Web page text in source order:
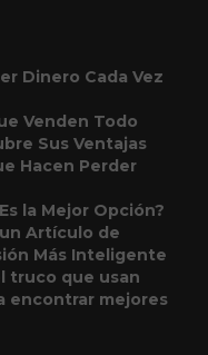
Dinero Cada Vez
Venden Todo
Sus Ventajas
Hacen Perder
la Mejor Opción?
Artículo de
Más Inteligente
truco que usan
encontrar mejores